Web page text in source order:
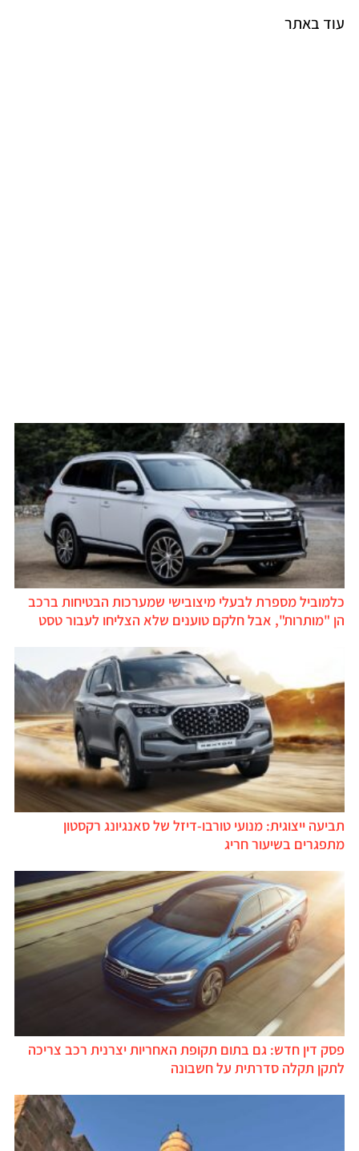
עוד באתר
כלמוביל מספרת לבעלי מיצובישי שמערכות הבטיחות ברכב
הן "מותרות", אבל חלקם טוענים שלא הצליחו לעבור טסט
תביעה ייצוגית: מנועי טורבו-דיזל של סאנגיונג רקסטון
מתפגרים בשיעור חריג
פסק דין חדש: גם בתום תקופת האחריות יצרנית רכב צריכה
לתקן תקלה סדרתית על חשבונה